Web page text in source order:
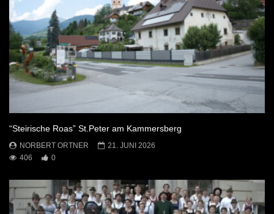
“Steirische Roas” St.Peter am Kammersberg
NORBERT ORTNER
21. JUNI 2026
406
0